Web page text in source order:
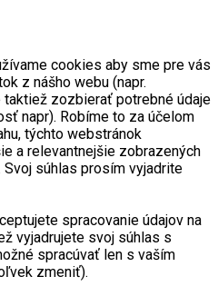
cookies aby sme pre vás
z nášho webu (napr.
taktiež zozbierať potrebné údaje
napr). Robíme to za účelom
týchto webstránok
a relevantnejšie zobrazených
súhlas prosím vyjadrite
spracovanie údajov na
vyjadrujete svoj súhlas s
spracúvať len s vaším
zmeniť).